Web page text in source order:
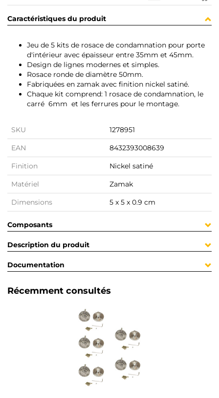
Caractéristiques du produit
Jeu de 5 kits de rosace de condamnation pour porte
d'intérieur avec épaisseur entre 35mm et 45mm.
Design de lignes modernes et simples.
Rosace ronde de diamètre 50mm.
Fabriquées en zamak avec finition nickel satiné.
Chaque kit comprend: 1 rosace de condamnation, le
carré 6mm et les ferrures pour le montage.
SKU 1278951
EAN 8432393008639
Finition Nickel satiné
Matériel Zamak
Dimensions 5 x 5 x 0.9 cm
Composants
Description du produit
Documentation
Récemment consultés